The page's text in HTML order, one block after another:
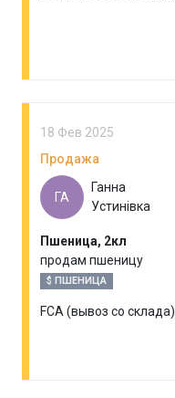
18 Фев 2025
Продажа
ГА
Ганна
Устинівка
Пшеница, 2кл
продам пшеницу
$ ПШЕНИЦА
FCA (вывоз со склада)